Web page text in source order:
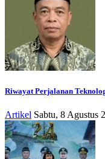
Riwayat Perjalanan
Artikel Sabtu, 8 Agustus